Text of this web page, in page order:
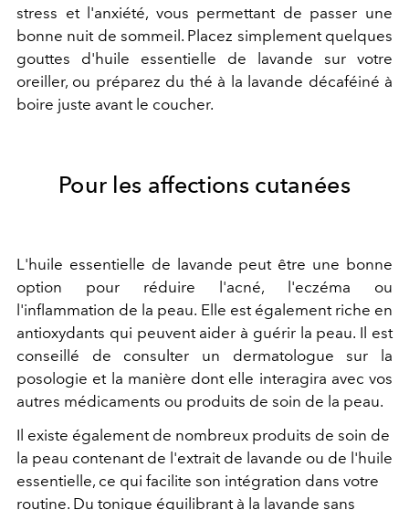
stress et l'anxiété, vous permettant de passer une
bonne nuit de sommeil. Placez simplement quelques
gouttes d'huile essentielle de lavande sur votre
oreiller, ou préparez du thé à la lavande décaféiné à
boire juste avant le coucher.
Pour les affections cutanées
L'huile essentielle de lavande peut être une bonne
option pour réduire l'acné, l'eczéma ou
l'inflammation de la peau. Elle est également riche en
antioxydants qui peuvent aider à guérir la peau. Il est
conseillé de consulter un dermatologue sur la
posologie et la manière dont elle interagira avec vos
autres médicaments ou produits de soin de la peau.
Il existe également de nombreux produits de soin de
la peau contenant de l'extrait de lavande ou de l'huile
essentielle, ce qui facilite son intégration dans votre
routine. Du tonique équilibrant à la lavande sans